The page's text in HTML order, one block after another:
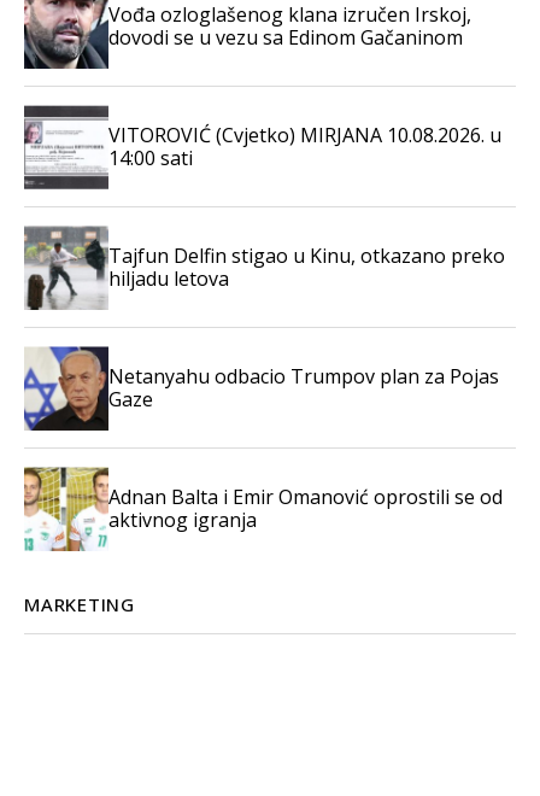
Vođa ozloglašenog klana izručen Irskoj,
dovodi se u vezu sa Edinom Gačaninom
VITOROVIĆ (Cvjetko) MIRJANA 10.08.2026. u
14:00 sati
Tajfun Delfin stigao u Kinu, otkazano preko
hiljadu letova
Netanyahu odbacio Trumpov plan za Pojas
Gaze
Adnan Balta i Emir Omanović oprostili se od
aktivnog igranja
MARKETING